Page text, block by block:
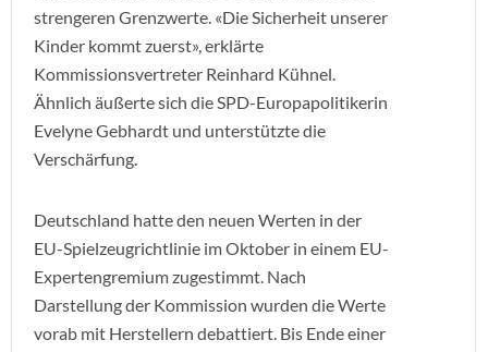
strengeren Grenzwerte. «Die Sicherheit unserer
Kinder kommt zuerst», erklärte
Kommissionsvertreter Reinhard Kühnel.
Ähnlich äußerte sich die SPD-Europapolitikerin
Evelyne Gebhardt und unterstützte die
Verschärfung.
Deutschland hatte den neuen Werten in der
EU-Spielzeugrichtlinie im Oktober in einem EU-
Expertengremium zugestimmt. Nach
Darstellung der Kommission wurden die Werte
vorab mit Herstellern debattiert. Bis Ende einer